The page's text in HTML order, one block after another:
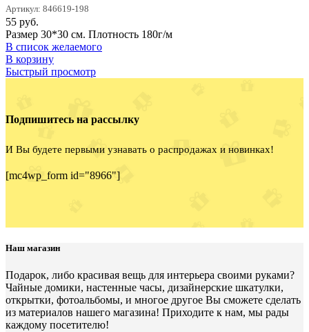
Артикул: 846619-198
55 руб.
Размер 30*30 см. Плотность 180г/м
В список желаемого
В корзину
Быстрый просмотр
Подпишитесь на рассылку
И Вы будете первыми узнавать о распродажах и новинках!
[mc4wp_form id="8966"]
Наш магазин
Подарок, либо красивая вещь для интерьера своими руками?
Чайные домики, настенные часы, дизайнерские шкатулки,
открытки, фотоальбомы, и многое другое Вы сможете сделать
из материалов нашего магазина! Приходите к нам, мы рады
каждому посетителю!